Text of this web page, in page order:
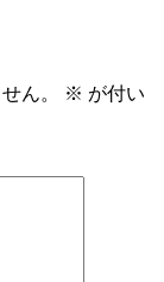
ん。 ※ が付い